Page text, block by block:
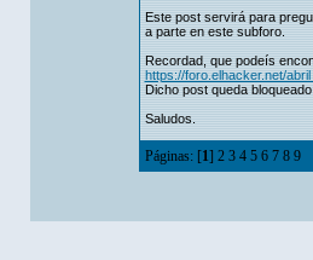
Este post servirá para
a parte en este subforo.
Recordad, que podeís
https://foro.elhacker.net/
Dicho post queda
Saludos.
Páginas: [1] 2 3 4 5 6 7 8 9